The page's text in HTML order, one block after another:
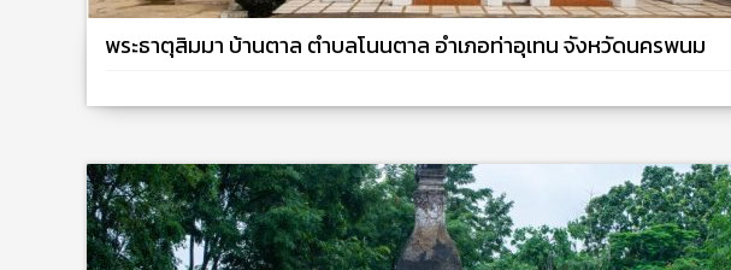
พระธาตุสิมมา บ้านตาล ตำบลโนนตาล อำเภอท่าอุเทน จังหวัดนครพนม